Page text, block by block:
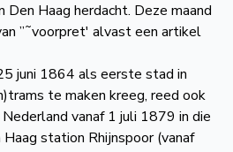
Haag herdacht. Deze maand
”˜voorpret′ alvast een artikel
juni 1864 als eerste stad in
te maken kreeg, reed ook
vanaf 1 juli 1879 in die
station Rhijnspoor (vanaf